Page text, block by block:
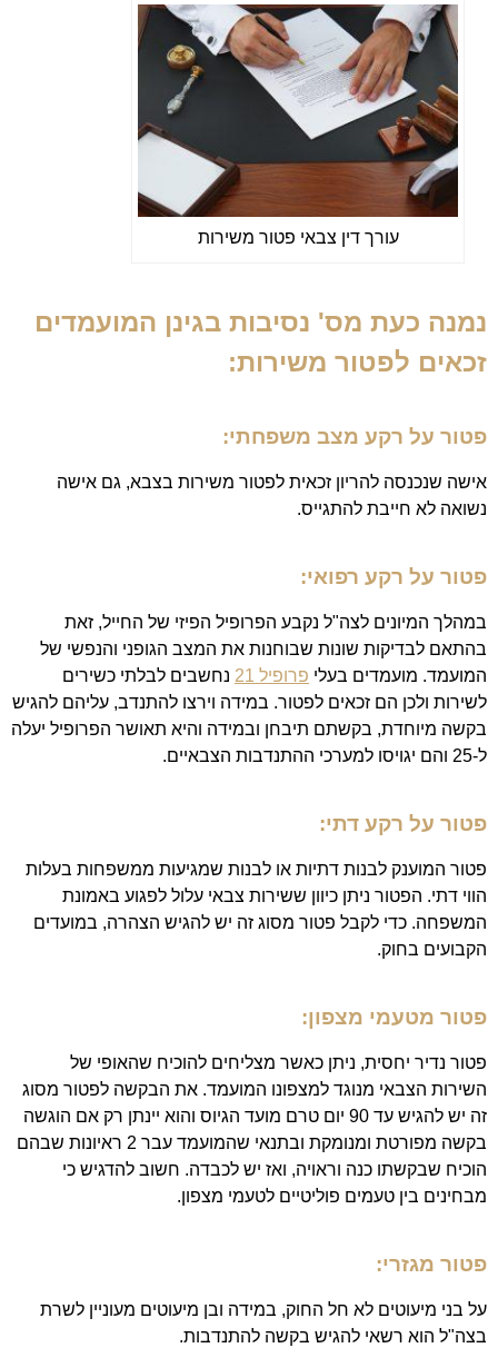
עורך דין צבאי פטור משירות
נמנה כעת מס' נסיבות בגינן המועמדים
זכאים לפטור משירות:
פטור על רקע מצב משפחתי:
אישה שנכנסה להריון זכאית לפטור משירות בצבא, גם אישה
נשואה לא חייבת להתגייס.
פטור על רקע רפואי:
במהלך המיונים לצה"ל נקבע הפרופיל הפיזי של החייל, זאת
בהתאם לבדיקות שונות שבוחנות את המצב הגופני והנפשי של
המועמד. מועמדים בעלי פרופיל 21
נחשבים לבלתי כשירים
לשירות ולכן הם זכאים לפטור. במידה וירצו להתנדב, עליהם להגיש
בקשה מיוחדת, בקשתם תיבחן ובמידה והיא תאושר הפרופיל יעלה
ל-25 והם יגויסו למערכי ההתנדבות הצבאיים.
פטור על רקע דתי:
פטור המוענק לבנות דתיות או לבנות שמגיעות ממשפחות בעלות
הווי דתי. הפטור ניתן כיוון ששירות צבאי עלול לפגוע באמונת
המשפחה. כדי לקבל פטור מסוג זה יש להגיש הצהרה, במועדים
הקבועים בחוק.
פטור מטעמי מצפון:
פטור נדיר יחסית, ניתן כאשר מצליחים להוכיח שהאופי של
השירות הצבאי מנוגד למצפונו המועמד. את הבקשה לפטור מסוג
זה יש להגיש עד 90 יום טרם מועד הגיוס והוא יינתן רק אם הוגשה
בקשה מפורטת ומנומקת ובתנאי שהמועמד עבר 2 ראיונות שבהם
הוכיח שבקשתו כנה וראויה, ואז יש לכבדה. חשוב להדגיש כי
מבחינים בין טעמים פוליטיים לטעמי מצפון.
פטור מגזרי:
על בני מיעוטים לא חל החוק, במידה ובן מיעוטים מעוניין לשרת
בצה"ל הוא רשאי להגיש בקשה להתנדבות.